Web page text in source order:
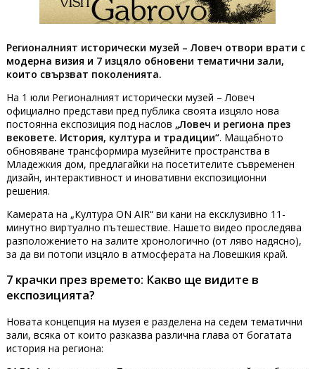
Регионалният исторически музей – Ловеч отвори врати с
модерна визия и 7 изцяло обновени тематични зали,
които свързват поколенията.
На 1 юли Регионалният исторически музей – Ловеч
официално представи пред публика своята изцяло нова
постоянна експозиция под наслов „Ловеч и региона през
вековете. История, култура и традиции“. Мащабното
обновяване трансформира музейните пространства в
Младежкия дом, предлагайки на посетителите съвременен
дизайн, интерактивност и иновативни експозиционни
решения.
Камерата на „Култура ON AIR“ ви кани на ексклузивно 11-
минутно виртуално пътешествие. Нашето видео проследява
разположението на залите хронологично (от ляво надясно),
за да ви потопи изцяло в атмосферата на Ловешкия край.
7 крачки през времето: Какво ще видите в
експозицията?
Новата концепция на музея е разделена на седем тематични
зали, всяка от които разказва различна глава от богатата
история на региона: